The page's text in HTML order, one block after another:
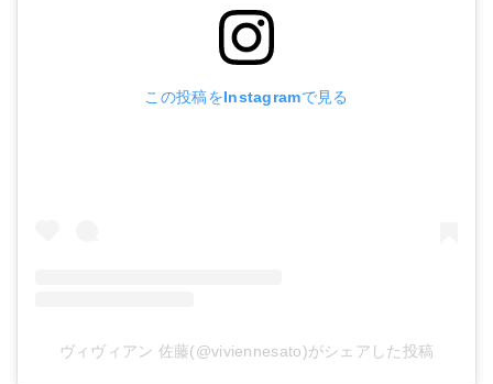
この投稿をInstagramで見る
ヴィヴィアン 佐藤(@viviennesato)がシェアした投稿